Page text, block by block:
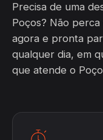
Precisa de uma
Poços? Não
agora e pronta
qualquer dia, em
que atende o